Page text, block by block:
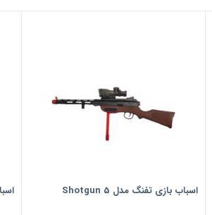
اسباب بازی تفنگ مدل Shotgun 5